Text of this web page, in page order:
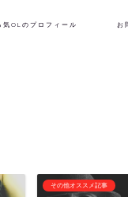
気OLのプロフィール お
フリーランス生活